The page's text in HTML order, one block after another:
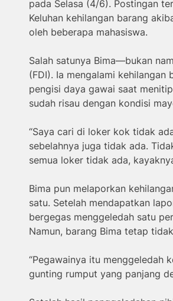
pada Selasa (4/6). Postingan
Keluhan kehilangan barang
oleh beberapa mahasiswa.
Salah satunya Bima—bukan
(FDI). Ia mengalami
pengisi daya gawai saat
sudah risau dengan kondisi
“Saya cari di loker kok tidak
sebelahnya juga tidak ada.
semua loker tidak ada,
Bima pun melaporkan
satu. Setelah mendapatkan
bergegas menggeledah satu
Namun, barang Bima tetap
“Pegawainya itu menggeledah
gunting rumput yang panjang